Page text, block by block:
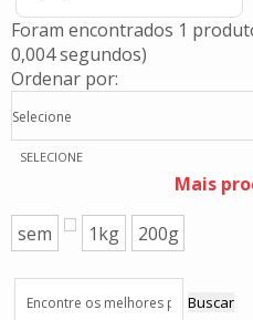
Foram encontrados 1
0,004 segundos)
Ordenar por:
Selecione
SELECIONE
Mais
sem 1kg 200g
Buscar